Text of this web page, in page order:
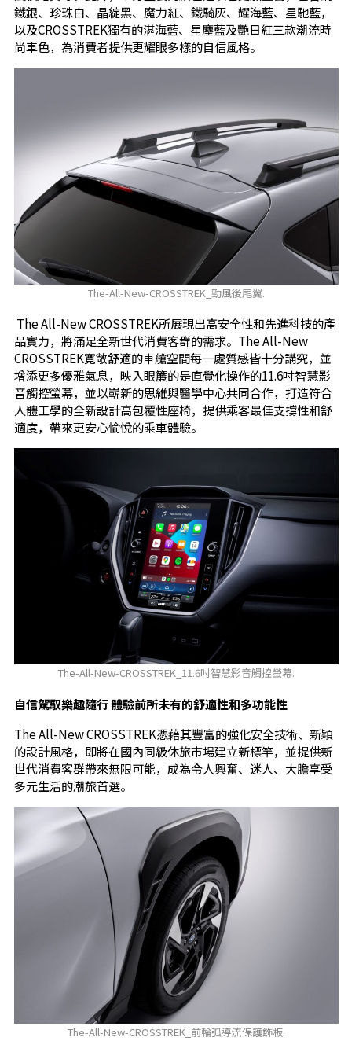
鐵銀、珍珠白、晶綻黑、魔力紅、鐵騎灰、耀海藍、星馳藍，
以及CROSSTREK獨有的湛海藍、星塵藍及艷日紅三款潮流時
尚車色，為消費者提供更耀眼多樣的自信風格。
The-All-New-CROSSTREK_勁風後尾翼.
The All-New CROSSTREK所展現出高安全性和先進科技的產
品實力，將滿足全新世代消費客群的需求。The All-New
CROSSTREK寬敞舒適的車艙空間每一處質感皆十分講究，並
增添更多優雅氣息，映入眼簾的是直覺化操作的11.6吋智慧影
音觸控螢幕，並以嶄新的思維與醫學中心共同合作，打造符合
人體工學的全新設計高包覆性座椅，提供乘客最佳支撐性和舒
適度，帶來更安心愉悅的乘車體驗。
The-All-New-CROSSTREK_11.6吋智慧影音觸控螢幕.
自信駕馭樂趣隨行 體驗前所未有的舒適性和多功能性
The All-New CROSSTREK憑藉其豐富的強化安全技術、新穎
的設計風格，即將在國內同級休旅市場建立新標竿，並提供新
世代消費客群帶來無限可能，成為令人興奮、迷人、大膽享受
多元生活的潮旅首選。
The-All-New-CROSSTREK_前輪弧導流保護飾板.